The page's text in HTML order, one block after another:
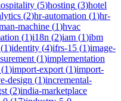
(5)hosting (3)hotel
(2)hr-automation (1)hr-
machine (1)hvac
(1)i18n (2)iam (1)ibm
(1)identity (4)ifrs-15 (1)image-
(1)implementation
(1)import-export (1)import-
design (1)incremental-
(2)india-marketplace